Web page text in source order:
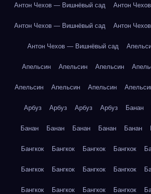
Антон Чехов — Вишнёвый сад Антон
Антон Чехов — Вишнёвый сад Антон
Антон Чехов — Вишнёвый сад
Апельсин Апельсин Апельсин
Апельсин Апельсин Апельсин
Арбуз Арбуз Арбуз Арбуз Банан
Банан Банан Банан Банан Банан
Бангкок Бангкок Бангкок Бангкок
Бангкок Бангкок Бангкок Бангкок
Бангкок Бангкок Бангкок Бангкок